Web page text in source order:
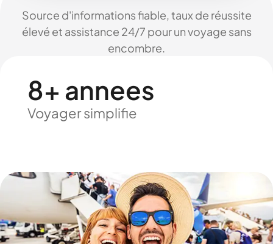
Source d'informations fiable, taux de réussite
élevé et assistance 24/7 pour un voyage sans
encombre.
8+ annees
Voyager simplifie